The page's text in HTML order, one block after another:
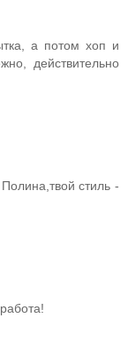
а потом хоп и
действительно
стиль -